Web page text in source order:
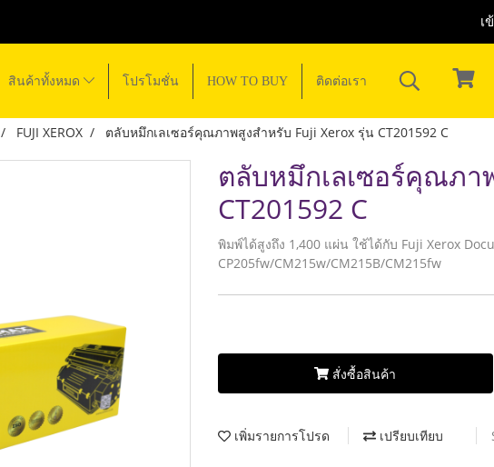
เ
สินค้าทั้งหมด โปรโมชั่น HOW TO BUY ติดต่อเรา
FUJI XEROX ตลับหมึกเลเซอร์คุณภาพสูงสำหรับ Fuji Xerox รุ่น CT201592 C
ตลับหมึกเลเซอร์คุณภา
CT201592 C
พิมพ์ได้สูงถึง 1,400 แผ่น ใช้ได้กับ Fuji Xerox
CP205fw/CM215w/CM215B/CM215fw
สั่งซื้อสินค้า
เพิ่มรายการโปรด เปรียบเทียบ